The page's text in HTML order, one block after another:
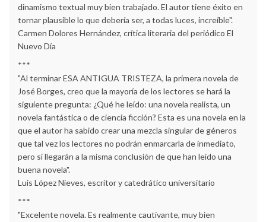
dinamismo textual muy bien trabajado. El autor tiene éxito en
tornar plausible lo que debería ser, a todas luces, increíble".
Carmen Dolores Hernández, crítica literaria del periódico El
Nuevo Día
***
"Al terminar ESA ANTIGUA TRISTEZA, la primera novela de
José Borges, creo que la mayoría de los lectores se hará la
siguiente pregunta: ¿Qué he leído: una novela realista, un
novela fantástica o de ciencia ficción? Esta es una novela en la
que el autor ha sabido crear una mezcla singular de géneros
que tal vez los lectores no podrán enmarcarla de inmediato,
pero sí llegarán a la misma conclusión de que han leído una
buena novela".
Luis López Nieves, escritor y catedrático universitario
***
"Excelente novela. Es realmente cautivante, muy bien